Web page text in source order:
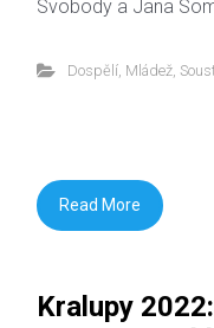
Svobody a Jana
Dospělí, Mládež,
Read More
Kralupy